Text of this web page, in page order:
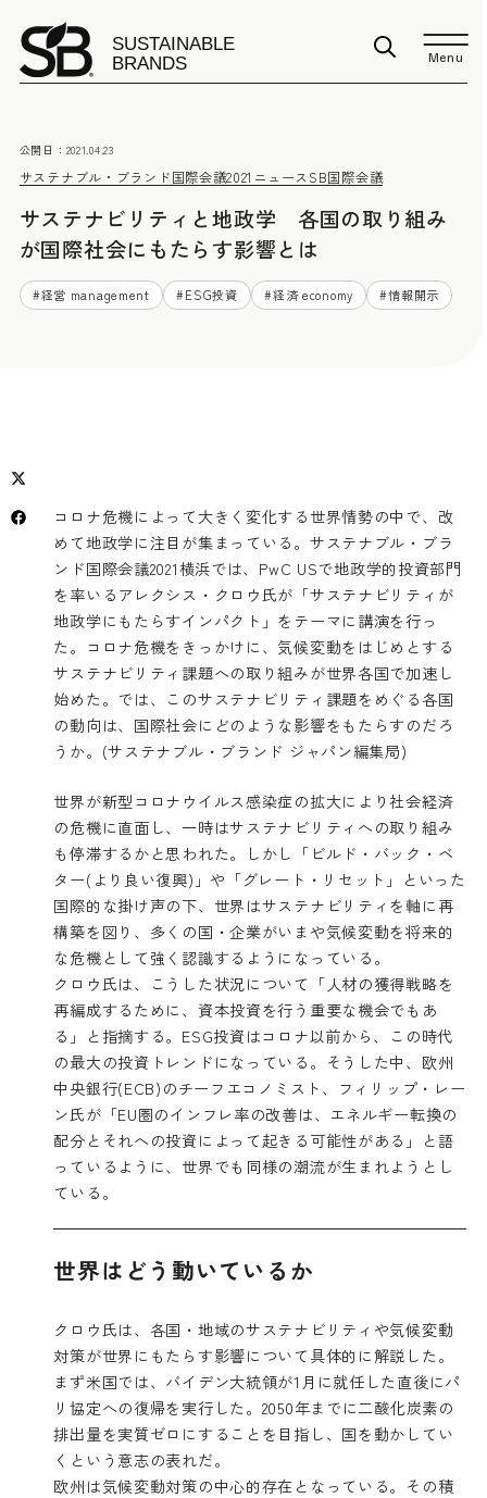
Menu
サステナブル・ブランド国際会議2021 ニュースSB国際会議
公開日： 2021.04.23
サステナビリティと地政学 各国の取り組み
が国際社会にもたらす影響とは
#経営 management #ESG投資 #経済 economy #情報開示
コロナ危機によって大きく変化する世界情勢の中で、改
めて地政学に注目が集まっている。サステナブル・ブラ
ンド国際会議2021横浜では、PwC USで地政学的投資部門
を率いるアレクシス・クロウ氏が「サステナビリティが
地政学にもたらすインパクト」をテーマに講演を行っ
た。コロナ危機をきっかけに、気候変動をはじめとする
サステナビリティ課題への取り組みが世界各国で加速し
始めた。では、このサステナビリティ課題をめぐる各国
の動向は、国際社会にどのような影響をもたらすのだろ
うか。(サステナブル・ブランド ジャパン編集局)
世界が新型コロナウイルス感染症の拡大により社会経済
の危機に直面し、一時はサステナビリティへの取り組み
も停滞するかと思われた。しかし「ビルド・バック・ベ
ター(より良い復興)」や「グレート・リセット」といった
国際的な掛け声の下、世界はサステナビリティを軸に再
構築を図り、多くの国・企業がいまや気候変動を将来的
な危機として強く認識するようになっている。
クロウ氏は、こうした状況について「人材の獲得戦略を
再編成するために、資本投資を行う重要な機会でもあ
る」と指摘する。ESG投資はコロナ以前から、この時代
の最大の投資トレンドになっている。そうした中、欧州
中央銀行(ECB)のチーフエコノミスト、フィリップ・レー
ン氏が「EU圏のインフレ率の改善は、エネルギー転換の
配分とそれへの投資によって起きる可能性がある」と語
っているように、世界でも同様の潮流が生まれようとし
ている。
世界はどう動いているか
クロウ氏は、各国・地域のサステナビリティや気候変動
対策が世界にもたらす影響について具体的に解説した。
まず米国では、バイデン大統領が1月に就任した直後にパ
リ協定への復帰を実行した。2050年までに二酸化炭素の
排出量を実質ゼロにすることを目指し、国を動かしてい
くという意志の表れだ。
欧州は気候変動対策の中心的存在となっている。その積